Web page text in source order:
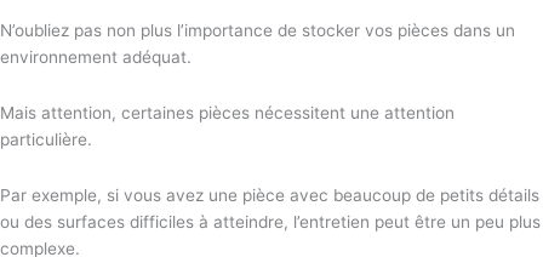
N’oubliez pas non plus l’importance de stocker vos pièces dans un
environnement adéquat.
Mais attention, certaines pièces nécessitent une attention
particulière.
Par exemple, si vous avez une pièce avec beaucoup de petits détails
ou des surfaces difficiles à atteindre, l’entretien peut être un peu plus
complexe.